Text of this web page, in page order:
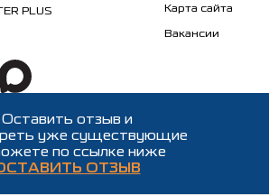
PLUS
Карта сайта
Вакансии
Оставить отзыв и
уже существующие
по ссылке ниже
ОТЗЫВ